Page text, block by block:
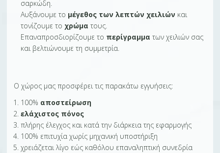
σαρκώδη.
Αυξάνουμε το μέγεθος των λεπτών χειλιών και
τονίζουμε το χρώμα τους.
Επαναπροσδιορίζουμε το περίγραμμα των χειλιών σας
και βελτιώνουμε τη συμμετρία.
Ο χώρος μας προσφέρει τις παρακάτω εγγυήσεις:
100% αποστείρωση
ελάχιστος πόνος
πλήρης έλεγχος και κατά την διάρκεια της εφαρμογής
100% επιτυχία χωρίς μηχανική υποστήριξη
χρειάζεται λίγο εώς καθόλου επαναληπτική συνεδρία